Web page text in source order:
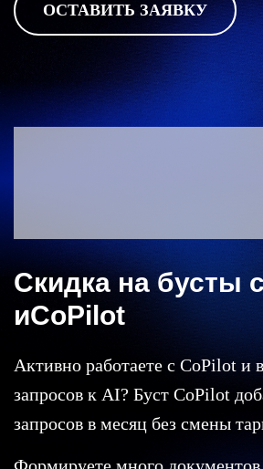
ОСТАВИТЬ ЗАЯВКУ
Скидка на бусты
иCoPilot
Активно работаете с CoPilot и
запросов к AI? Буст CoPilot
запросов в месяц без смены